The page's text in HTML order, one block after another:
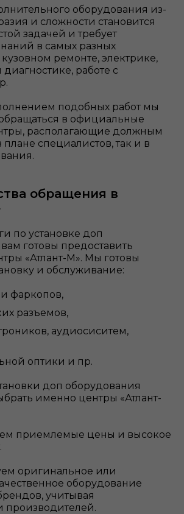
оборудования из-
и сложности становится
задачей и требует
в самых разных
ремонте, электрике,
работе с
подобных работ мы
в официальные
располагающие должным
плане специалистов, так и в
обращения в
по установке доп
готовы предоставить
«Атлант-М». Мы готовы
и обслуживание:
фаркопов,
разъемов,
аудиосиситем,
оптики и пр.
доп оборудования
именно центры «Атлант-
приемлемые цены и высокое
оригинальное или
оборудование
учитывая